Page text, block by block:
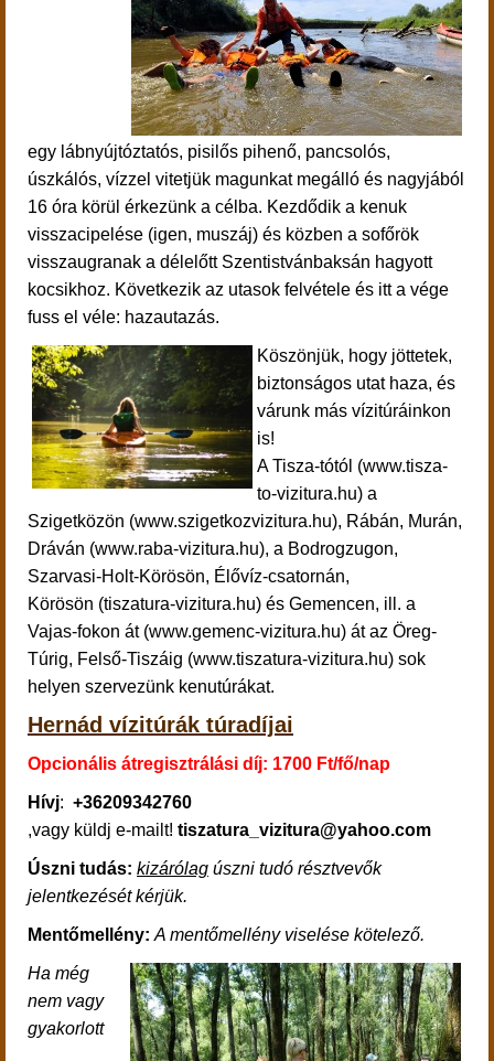
egy lábnyújtóztatós, pisilős pihenő, pancsolós,
úszkálós, vízzel vitetjük magunkat megálló és nagyjából
16 óra körül érkezünk a célba. Kezdődik a kenuk
visszacipelése (igen, muszáj) és közben a sofőrök
visszaugranak a délelőtt Szentistvánbaksán hagyott
kocsikhoz. Következik az utasok felvétele és itt a vége
fuss el véle: hazautazás.
Köszönjük, hogy jöttetek,
biztonságos utat haza, és
várunk más vízitúráinkon
is!
A Tisza-tótól (www.tisza-
to-vizitura.hu) a
Szigetközön (www.szigetkozvizitura.hu), Rábán, Murán,
Dráván (www.raba-vizitura.hu), a Bodrogzugon,
Szarvasi-Holt-Körösön, Élővíz-csatornán,
Körösön (tiszatura-vizitura.hu) és Gemencen, ill. a
Vajas-fokon át (www.gemenc-vizitura.hu) át az Öreg-
Túrig, Felső-Tiszáig (www.tiszatura-vizitura.hu) sok
helyen szervezünk kenutúrákat.
Hernád vízitúrák túradíjai
Opcionális átregisztrálási díj: 1700 Ft/fő/nap
Hívj: +36209342760
,vagy küldj e-mailt! tiszatura_vizitura@yahoo.com
Úszni tudás: kizárólag úszni tudó résztvevők
jelentkezését kérjük.
Mentőmellény: A mentőmellény viselése kötelező.
Ha még
nem vagy
gyakorlott